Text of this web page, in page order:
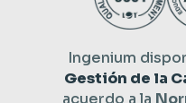
Ingenium
Gestión de la
acuerdo a la